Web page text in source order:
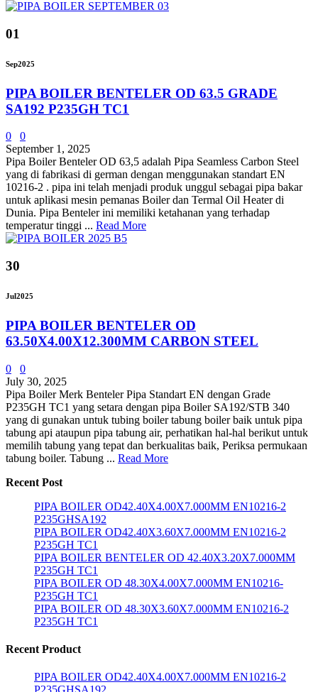
01
Sep2025
PIPA BOILER BENTELER OD 63.5 GRADE
SA192 P235GH TC1
0
0
September 1, 2025
Pipa Boiler Benteler OD 63,5 adalah Pipa Seamless Carbon Steel
yang di fabrikasi di german dengan menggunakan standart EN
10216-2 . pipa ini telah menjadi produk unggul sebagai pipa bakar
untuk aplikasi mesin pemanas Boiler dan Termal Oil Heater di
Dunia. Pipa Benteler ini memiliki ketahanan yang terhadap
temperatur tinggi ... Read More
30
Jul2025
PIPA BOILER BENTELER OD
63.50X4.00X12.300MM CARBON STEEL
0
0
July 30, 2025
Pipa Boiler Merk Benteler Pipa Standart EN dengan Grade
P235GH TC1 yang setara dengan pipa Boiler SA192/STB 340
yang di gunakan untuk tubing boiler tabung boiler baik untuk pipa
tabung api ataupun pipa tabung air, perhatikan hal-hal berikut untuk
memilih tabung yang tepat dan berkualitas baik, Periksa permukaan
tabung boiler. Tabung ... Read More
Recent Post
PIPA BOILER OD42.40X4.00X7.000MM EN10216-2
P235GHSA192
PIPA BOILER OD42.40X3.60X7.000MM EN10216-2
P235GH TC1
PIPA BOILER BENTELER OD 42.40X3.20X7.000MM
P235GH TC1
PIPA BOILER OD 48.30X4.00X7.000MM EN10216-
P235GH TC1
PIPA BOILER OD 48.30X3.60X7.000MM EN10216-2
P235GH TC1
Recent Product
PIPA BOILER OD42.40X4.00X7.000MM EN10216-2